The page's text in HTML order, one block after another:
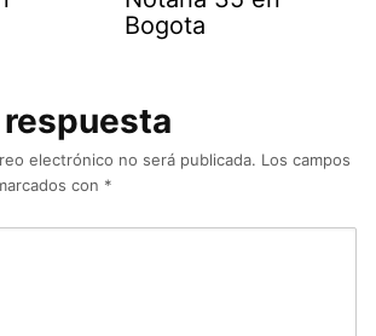
Bogota
electrónico no será publicada. Los campos
con *